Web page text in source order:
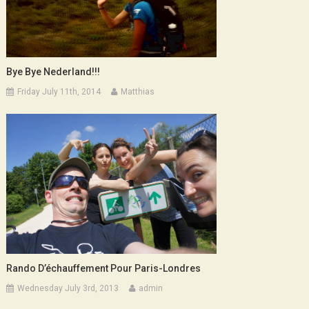
Bye Bye Nederland!!!
Friday July 11th, 2014 Matthias
Rando D’échauffement Pour Paris-Londres
Wednesday July 3rd, 2013 admin